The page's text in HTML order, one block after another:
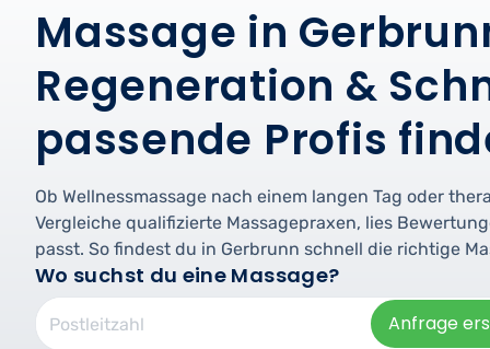
Massage in
Regeneration &
passende Profis
Ob Wellnessmassage nach einem langen Tag oder
Vergleiche qualifizierte Massagepraxen, lies
passt. So findest du in Gerbrunn schnell die richtige
Wo suchst du eine Massage?
Anfrage